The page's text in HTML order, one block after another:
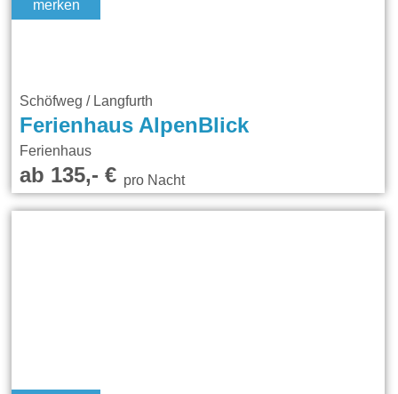
merken
Schöfweg / Langfurth
Ferienhaus AlpenBlick
Ferienhaus
ab 135,- €pro Nacht